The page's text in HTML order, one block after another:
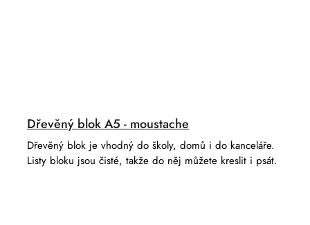
Dřevěný blok A5 - moustache
Dřevěný blok je vhodný do školy, domů i do kanceláře.
Listy bloku jsou čisté, takže do něj můžete kreslit i psát.